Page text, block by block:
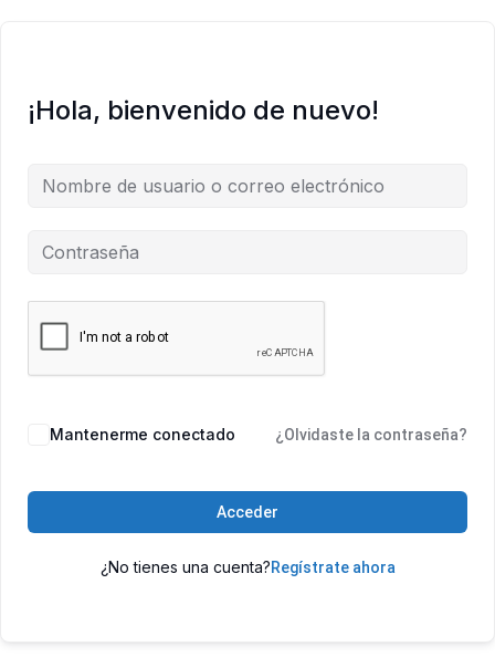
¡Hola, bienvenido de nuevo!
Mantenerme conectado ¿Olvidaste la contraseña?
Acceder
¿No tienes una cuenta?Regístrate ahora